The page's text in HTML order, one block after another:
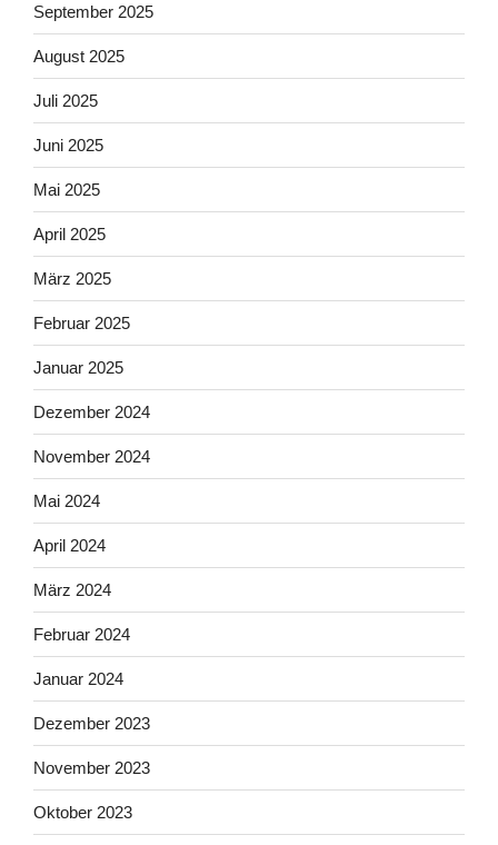
September 2025
August 2025
Juli 2025
Juni 2025
Mai 2025
April 2025
März 2025
Februar 2025
Januar 2025
Dezember 2024
November 2024
Mai 2024
April 2024
März 2024
Februar 2024
Januar 2024
Dezember 2023
November 2023
Oktober 2023